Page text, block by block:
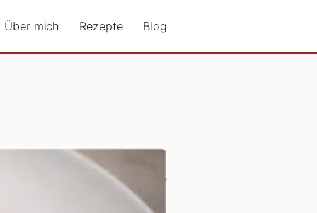
Über mich Rezepte Blog